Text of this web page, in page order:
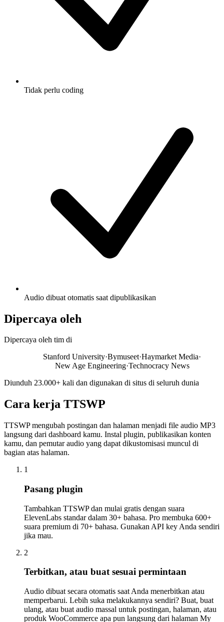
Tidak perlu coding
Audio dibuat otomatis saat dipublikasikan
Dipercaya oleh
Dipercaya oleh tim di
Stanford University·Bymuseet·Haymarket Media·
New Age Engineering·Technocracy News
Diunduh 23.000+ kali dan digunakan di situs di seluruh dunia
Cara kerja TTSWP
TTSWP mengubah postingan dan halaman menjadi file audio MP3
langsung dari dashboard kamu. Instal plugin, publikasikan konten
kamu, dan pemutar audio yang dapat dikustomisasi muncul di
bagian atas halaman.
1
Pasang plugin
Tambahkan TTSWP dan mulai gratis dengan suara
ElevenLabs standar dalam 30+ bahasa. Pro membuka 600+
suara premium di 70+ bahasa. Gunakan API key Anda sendiri
jika mau.
2
Terbitkan, atau buat sesuai permintaan
Audio dibuat secara otomatis saat Anda menerbitkan atau
memperbarui. Lebih suka melakukannya sendiri? Buat, buat
ulang, atau buat audio massal untuk postingan, halaman, atau
produk WooCommerce apa pun langsung dari halaman My